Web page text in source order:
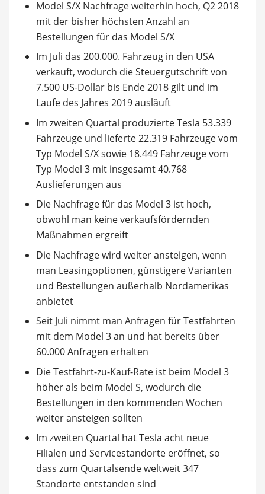
Model S/X Nachfrage weiterhin hoch, Q2 2018
mit der bisher höchsten Anzahl an
Bestellungen für das Model S/X
Im Juli das 200.000. Fahrzeug in den USA
verkauft, wodurch die Steuergutschrift von
7.500 US-Dollar bis Ende 2018 gilt und im
Laufe des Jahres 2019 ausläuft
Im zweiten Quartal produzierte Tesla 53.339
Fahrzeuge und lieferte 22.319 Fahrzeuge vom
Typ Model S/X sowie 18.449 Fahrzeuge vom
Typ Model 3 mit insgesamt 40.768
Auslieferungen aus
Die Nachfrage für das Model 3 ist hoch,
obwohl man keine verkaufsfördernden
Maßnahmen ergreift
Die Nachfrage wird weiter ansteigen, wenn
man Leasingoptionen, günstigere Varianten
und Bestellungen außerhalb Nordamerikas
anbietet
Seit Juli nimmt man Anfragen für Testfahrten
mit dem Model 3 an und hat bereits über
60.000 Anfragen erhalten
Die Testfahrt-zu-Kauf-Rate ist beim Model 3
höher als beim Model S, wodurch die
Bestellungen in den kommenden Wochen
weiter ansteigen sollten
Im zweiten Quartal hat Tesla acht neue
Filialen und Servicestandorte eröffnet, so
dass zum Quartalsende weltweit 347
Standorte entstanden sind